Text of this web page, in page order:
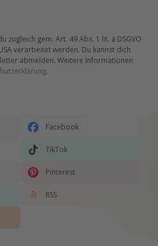
zugleich gem. Art. 49 Abs. 1 lit. a DSGVO
verarbeitet werden. Du kannst dich
abmelden. Weitere Informationen
.
Facebook
TikTok
Pinterest
RSS